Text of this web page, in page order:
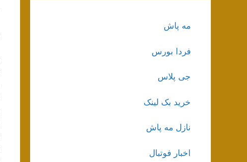
مه پاش
فردا بورس
جی پلاس
خرید بک لینک
نازل مه پاش
اخبار فوتبال